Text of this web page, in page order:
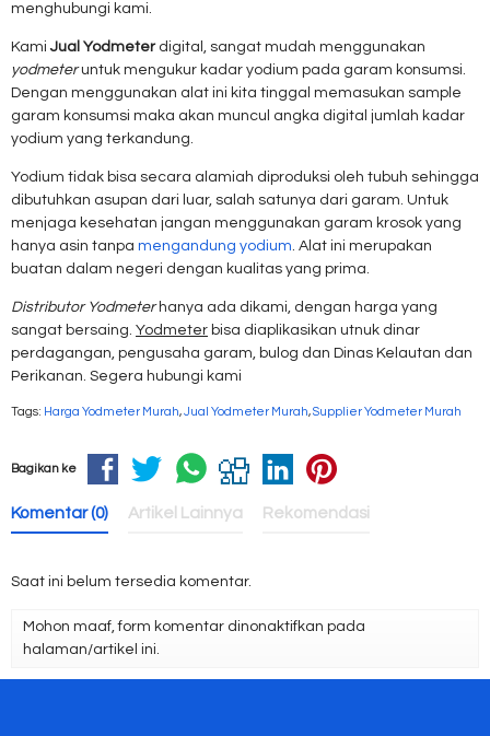
menghubungi kami.
KamiJual Yodmeterdigital, sangat mudah menggunakan
yodmeteruntuk mengukur kadar yodium pada garam konsumsi.
Dengan menggunakan alat ini kita tinggal memasukan sample
garam konsumsi maka akan muncul angka digital jumlah kadar
yodium yang terkandung.
Yodium tidak bisa secara alamiah diproduksi oleh tubuh sehingga
dibutuhkan asupan dari luar, salah satunya dari garam. Untuk
menjaga kesehatan jangan menggunakan garam krosok yang
hanya asin tanpa mengandung yodium. Alat ini merupakan
buatan dalam negeri dengan kualitas yang prima.
Distributor Yodmeterhanya ada dikami, dengan harga yang
sangat bersaing. Yodmeter bisa diaplikasikan utnuk dinar
perdagangan, pengusaha garam, bulog dan Dinas Kelautan dan
Perikanan. Segera hubungi kami
Tags: Harga Yodmeter Murah,Jual Yodmeter Murah,Supplier Yodmeter Murah
Bagikan ke
Komentar (0) Artikel Lainnya Rekomendasi
Saat ini belum tersedia komentar.
Mohon maaf, form komentar dinonaktifkan pada
halaman/artikel ini.